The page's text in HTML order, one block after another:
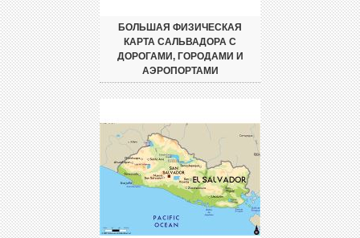
БОЛЬШАЯ ФИЗИЧЕСКАЯ
КАРТА САЛЬВАДОРА С
ДОРОГАМИ, ГОРОДАМИ И
АЭРОПОРТАМИ